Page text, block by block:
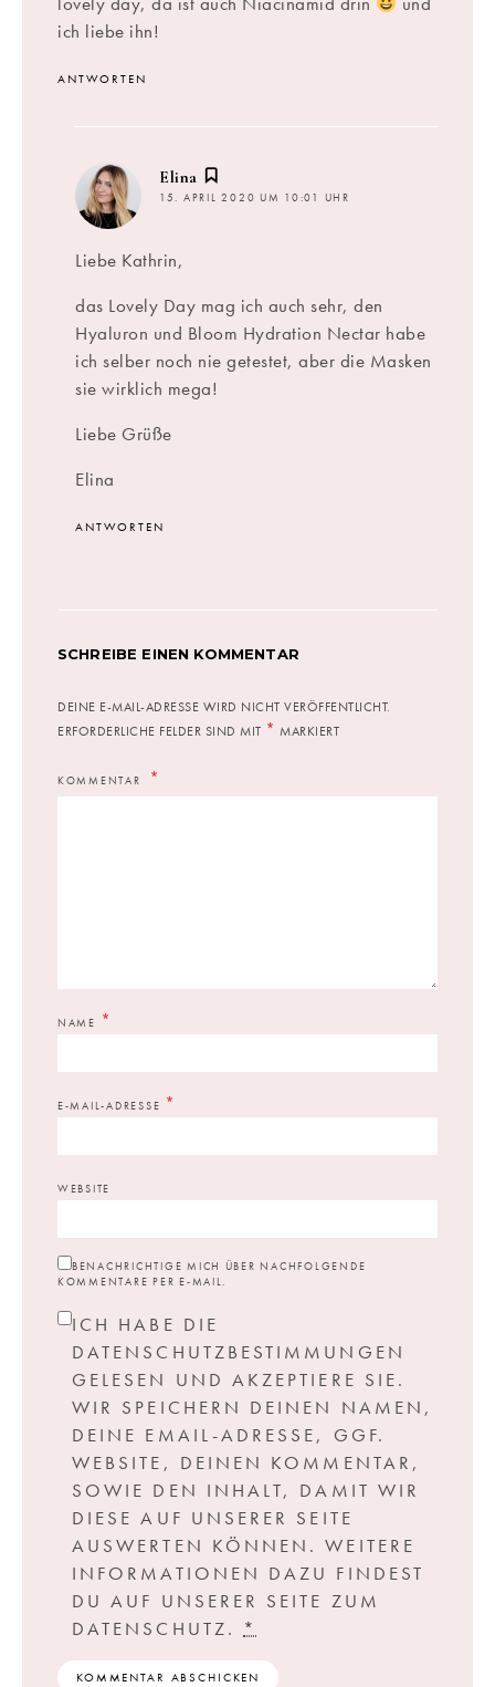
ich liebe ihn!
ANTWORTEN
Elina
15. APRIL 2020 UM 10:01 UHR
Liebe Kathrin,
das Lovely Day mag ich auch sehr, den
Hyaluron und Bloom Hydration Nectar habe
ich selber noch nie getestet, aber die Masken
sie wirklich mega!
Liebe Grüße
Elina
ANTWORTEN
SCHREIBE EINEN KOMMENTAR
DEINE E-MAIL-ADRESSE WIRD NICHT VERÖFFENTLICHT.
ERFORDERLICHE FELDER SIND MIT * MARKIERT
KOMMENTAR
NAME *
E-MAIL-ADRESSE *
WEBSITE
BENACHRICHTIGE MICH ÜBER NACHFOLGENDE
KOMMENTARE PER E-MAIL.
ICH HABE DIE
DATENSCHUTZBESTIMMUNGEN
GELESEN UND AKZEPTIERE SIE.
WIR SPEICHERN DEINEN NAMEN,
DEINE EMAIL-ADRESSE, GGF.
WEBSITE, DEINEN KOMMENTAR,
SOWIE DEN INHALT, DAMIT WIR
DIESE AUF UNSERER SEITE
AUSWERTEN KÖNNEN. WEITERE
INFORMATIONEN DAZU FINDEST
DU AUF UNSERER SEITE ZUM
DATENSCHUTZ. *